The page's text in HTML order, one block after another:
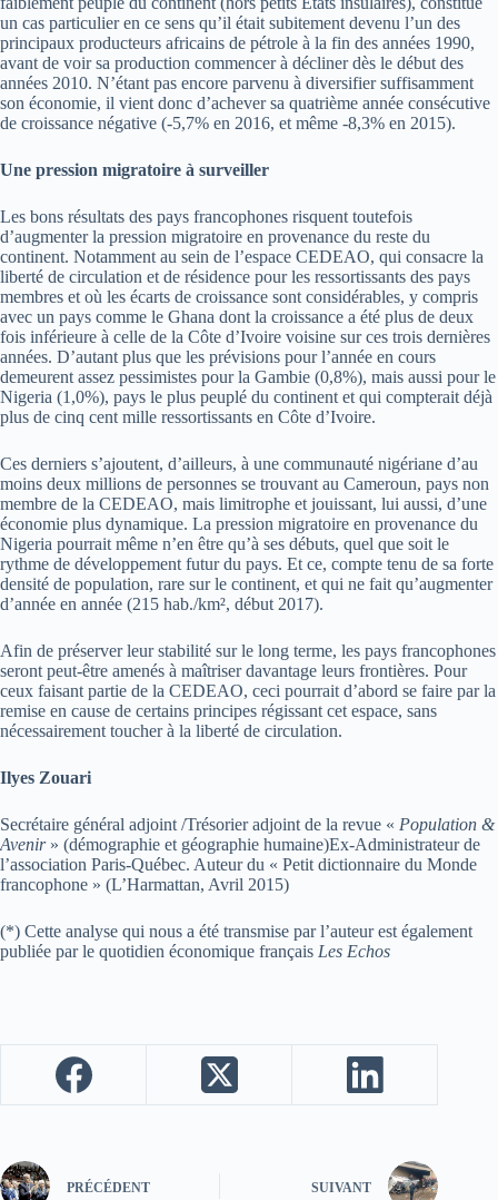
un cas particulier en ce sens qu’il était subitement devenu l’un des
principaux producteurs africains de pétrole à la fin des années 1990,
avant de voir sa production commencer à décliner dès le début des
années 2010. N’étant pas encore parvenu à diversifier suffisamment
son économie, il vient donc d’achever sa quatrième année consécutive
de croissance négative (-5,7% en 2016, et même -8,3% en 2015).
Une pression migratoire à surveiller
Les bons résultats des pays francophones risquent toutefois
d’augmenter la pression migratoire en provenance du reste du
continent. Notamment au sein de l’espace CEDEAO, qui consacre la
liberté de circulation et de résidence pour les ressortissants des pays
membres et où les écarts de croissance sont considérables, y compris
avec un pays comme le Ghana dont la croissance a été plus de deux
fois inférieure à celle de la Côte d’Ivoire voisine sur ces trois dernières
années. D’autant plus que les prévisions pour l’année en cours
demeurent assez pessimistes pour la Gambie (0,8%), mais aussi pour le
Nigeria (1,0%), pays le plus peuplé du continent et qui compterait déjà
plus de cinq cent mille ressortissants en Côte d’Ivoire.
Ces derniers s’ajoutent, d’ailleurs, à une communauté nigériane d’au
moins deux millions de personnes se trouvant au Cameroun, pays non
membre de la CEDEAO, mais limitrophe et jouissant, lui aussi, d’une
économie plus dynamique. La pression migratoire en provenance du
Nigeria pourrait même n’en être qu’à ses débuts, quel que soit le
rythme de développement futur du pays. Et ce, compte tenu de sa forte
densité de population, rare sur le continent, et qui ne fait qu’augmenter
d’année en année (215 hab./km², début 2017).
Afin de préserver leur stabilité sur le long terme, les pays francophones
seront peut-être amenés à maîtriser davantage leurs frontières. Pour
ceux faisant partie de la CEDEAO, ceci pourrait d’abord se faire par la
remise en cause de certains principes régissant cet espace, sans
nécessairement toucher à la liberté de circulation.
Ilyes Zouari
Secrétaire général adjoint /Trésorier adjoint de la revue « Population &
Avenir» (démographie et géographie humaine)Ex-Administrateur de
l’association Paris-Québec. Auteur du « Petit dictionnaire du Monde
francophone » (L’Harmattan, Avril 2015)
(*) Cette analyse qui nous a été transmise par l’auteur est également
publiée par le quotidien économique français Les Echos
PRÉCÉDENT SUIVANT